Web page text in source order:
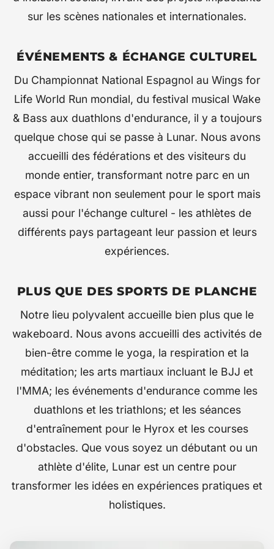
sur les scènes nationales et internationales.
ÉVÉNEMENTS & ÉCHANGE CULTUREL
Du Championnat National Espagnol au Wings for
Life World Run mondial, du festival musical Wake
& Bass aux duathlons d'endurance, il y a toujours
quelque chose qui se passe à Lunar. Nous avons
accueilli des fédérations et des visiteurs du
monde entier, transformant notre parc en un
espace vibrant non seulement pour le sport mais
aussi pour l'échange culturel - les athlètes de
différents pays partageant leur passion et leurs
expériences.
PLUS QUE DES SPORTS DE PLANCHE
Notre lieu polyvalent accueille bien plus que le
wakeboard. Nous avons accueilli des activités de
bien-être comme le yoga, la respiration et la
méditation; les arts martiaux incluant le BJJ et
l'MMA; les événements d'endurance comme les
duathlons et les triathlons; et les séances
d'entraînement pour le Hyrox et les courses
d'obstacles. Que vous soyez un débutant ou un
athlète d'élite, Lunar est un centre pour
transformer les idées en expériences pratiques et
holistiques.